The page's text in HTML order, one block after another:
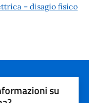
– disagio fisico
su